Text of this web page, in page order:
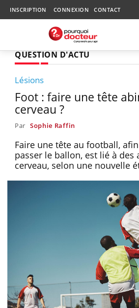
INSCRIPTION CONNEXION CONTACT
QUESTION D'ACTU
Lésions
Foot : faire une tête
cerveau ?
Par Sophie Raffin
Faire une tête au football,
passer le ballon, est lié à des
cerveau, selon une nouvelle